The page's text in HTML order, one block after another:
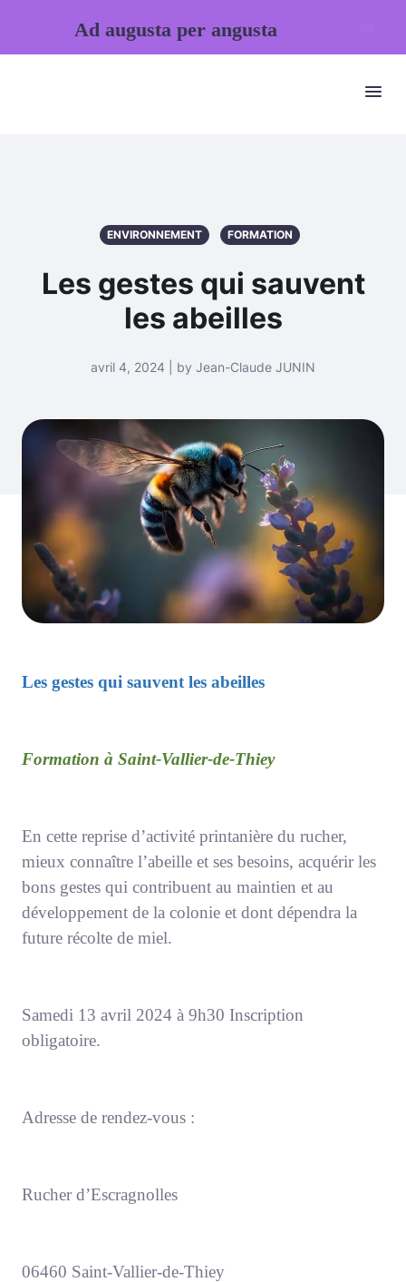
ENVIRONNEMENT FORMATION
Les gestes qui sauvent
les abeilles
avril 4, 2024 | by Jean-Claude JUNIN
Les gestes qui sauvent les abeilles
Formation à Saint-Vallier-de-Thiey
En cette reprise d’activité printanière du rucher,
mieux connaître l’abeille et ses besoins, acquérir les
bons gestes qui contribuent au maintien et au
développement de la colonie et dont dépendra la
future récolte de miel.
Samedi 13 avril 2024 à 9h30 Inscription
obligatoire.
Adresse de rendez-vous :
Rucher d’Escragnolles
06460 Saint-Vallier-de-Thiey
Ad augusta per angusta